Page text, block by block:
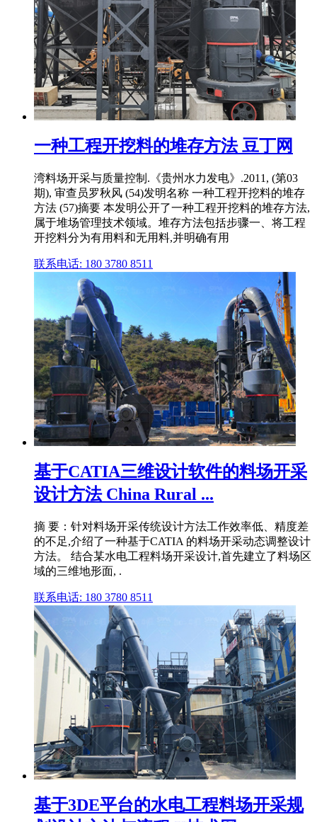
一种工程开挖料的堆存方法 豆丁网
湾料场开采与质量控制.《贵州水力发电》.2011, (第03
期), 审查员罗秋风 (54)发明名称 一种工程开挖料的堆存
方法 (57)摘要 本发明公开了一种工程开挖料的堆存方法,
属于堆场管理技术领域。堆存方法包括步骤一、将工程
开挖料分为有用料和无用料,并明确有用
联系电话: 180 3780 8511
基于CATIA三维设计软件的料场开采
设计方法 China Rural ...
摘 要：针对料场开采传统设计方法工作效率低、精度差
的不足,介绍了一种基于CATIA 的料场开采动态调整设计
方法。 结合某水电工程料场开采设计,首先建立了料场区
域的三维地形面, .
联系电话: 180 3780 8511
基于3DE平台的水电工程料场开采规